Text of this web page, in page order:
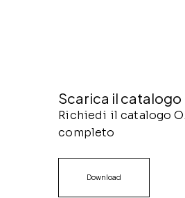
Scarica il catalogo
Richiedi il catalogo
completo
Download